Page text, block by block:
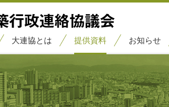
大連協とは 提供資料 お知らせ